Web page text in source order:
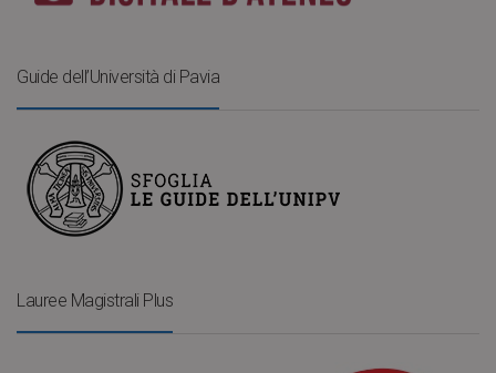
Guide dell’Università di Pavia
Lauree Magistrali Plus